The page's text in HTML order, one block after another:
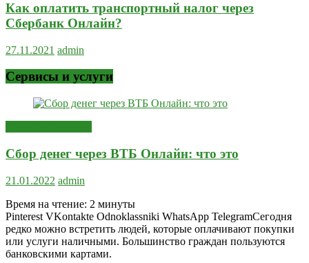
Как оплатить транспортный налог через
Сбербанк Онлайн?
27.11.2021 admin
Сервисы и услуги
Сбор денег через ВТБ Онлайн: что это
21.01.2022 admin
Время на чтение: 2 минуты
Pinterest VKontakte Odnoklassniki WhatsApp TelegramСегодня
редко можно встретить людей, которые оплачивают покупки
или услуги наличными. Большинство граждан пользуются
банковскими картами.